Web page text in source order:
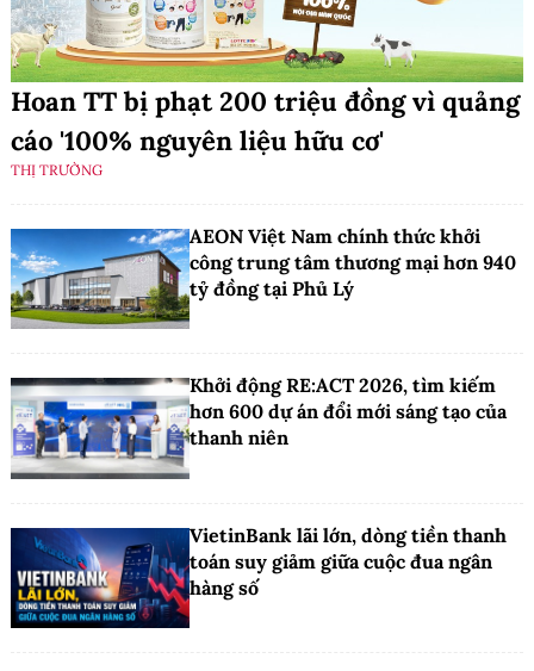
Hoan TT bị phạt 200 triệu đồng vì quảng
cáo '100% nguyên liệu hữu cơ'
THỊ TRƯỜNG
AEON Việt Nam chính thức khởi
công trung tâm thương mại hơn 940
tỷ đồng tại Phủ Lý
Khởi động RE:ACT 2026, tìm kiếm
hơn 600 dự án đổi mới sáng tạo của
thanh niên
VietinBank lãi lớn, dòng tiền thanh
toán suy giảm giữa cuộc đua ngân
hàng số